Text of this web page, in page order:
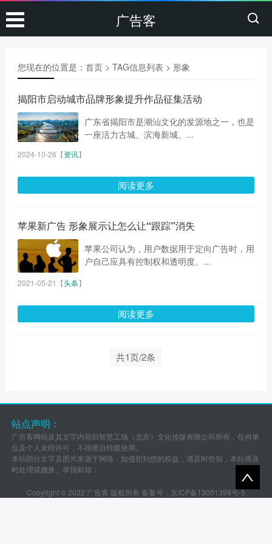
广告客
您现在的位置是： 首页> TAG信息列表 > 形象
揭阳市启动城市品牌形象提升作品征集活动
广东省揭阳市是潮汕文化的发源地之一，也是
一座活力古城、滨海新城。...
2024-10-26 【资讯】
阅读更多
苹果新广告 形象展示让怎么让“跟踪”消失
苹果公司认为，用户数据用于定向广告时，用
户自己应具有控制权和透明度。...
2021-05-21 【头条】
阅读更多
共1页/2条
站点声明：
广告客网站及其文字内容归智慧工场（北京）文化传媒有限公司所有，任何单
位及个人未经许可，不得擅自转载使用。
本站部分文字及图片来源于网络，如侵犯到您的权益，请及时告知，本站将及
时处理或撤换。举报邮箱：
Copyright © 2022 广告客 版权所有 备案号： 京ICP备13001399号-5